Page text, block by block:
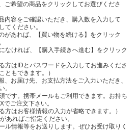
ご希望の商品をクリックしてお選びくださ
内容をご確認いただき、購入数を入力して
てください。
があれば、【買い物を続ける】をクリック
ば、【購入手続きへ進む】をクリック
IDとパスワードを入力してお進みくださ
ともできます。）
お届け先、お支払方法をご入力いただき、
。
。携帯メールもご利用できます。お持ち
ご注文下さい。
お客様情報の入力が省略できます。）
あればご指定ください。
等をお送りします。ぜひお受け取りく